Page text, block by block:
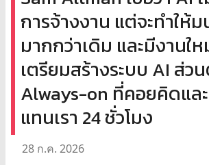
การจ้างงาน แต่จะทำให้
มากกว่าเดิม และมีงานให
เตรียมสร้างระบบ AI ส่ว
Always-on ที่คอยคิดแล
แทนเรา 24 ชั่วโมง
28 ก.ค. 2026